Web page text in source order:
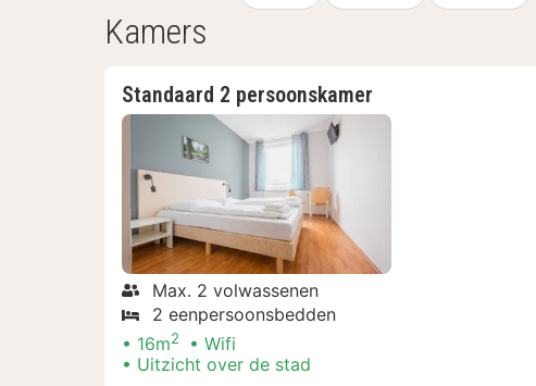
Kamers
Standaard 2 persoonskamer
Max. 2 volwassenen
2 eenpersoonsbedden
16m2
Wifi
Uitzicht over de stad